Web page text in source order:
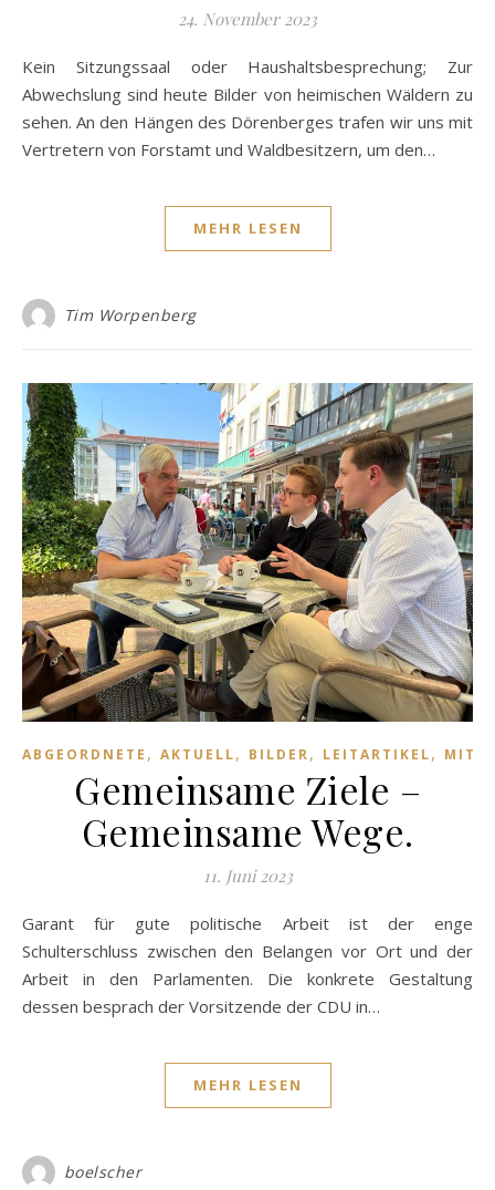
24. November 2023
Kein Sitzungssaal oder Haushaltsbesprechung; Zur
Abwechslung sind heute Bilder von heimischen Wäldern zu
sehen. An den Hängen des Dörenberges trafen wir uns mit
Vertretern von Forstamt und Waldbesitzern, um den…
MEHR LESEN
Tim Worpenberg
ABGEORDNETE , AKTUELL, BILDER, LEITARTIKEL,
Gemeinsame Ziele –
Gemeinsame Wege.
11. Juni 2023
Garant für gute politische Arbeit ist der enge
Schulterschluss zwischen den Belangen vor Ort und der
Arbeit in den Parlamenten. Die konkrete Gestaltung
dessen besprach der Vorsitzende der CDU in…
MEHR LESEN
boelscher